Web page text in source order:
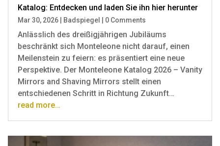
Katalog: Entdecken und laden Sie ihn hier herunter
Mar 30, 2026 Badspiegel 0 Comments
Anlässlich des dreißigjährigen Jubiläums
beschränkt sich Monteleone nicht darauf, einen
Meilenstein zu feiern: es präsentiert eine neue
Perspektive. Der Monteleone Katalog 2026 – Vanity
Mirrors and Shaving Mirrors stellt einen
entschiedenen Schritt in Richtung Zukunft…
read more…